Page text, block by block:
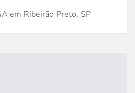
em Ribeirão Preto, SP